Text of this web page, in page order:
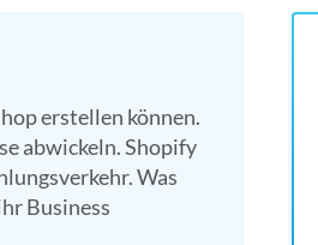
erstellen können.
abwickeln. Shopify
Was
Business